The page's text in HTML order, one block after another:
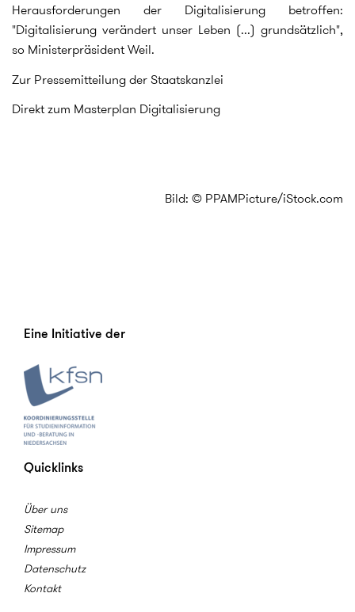
Herausforderungen der Digitalisierung betroffen:
"Digitalisierung verändert unser Leben (...) grundsätzlich",
so Ministerpräsident Weil.
Zur Pressemitteilung der Staatskanzlei
Direkt zum Masterplan Digitalisierung
Bild: © PPAMPicture/iStock.com
Eine Initiative der
Quicklinks
Über uns
Sitemap
Impressum
Datenschutz
Kontakt